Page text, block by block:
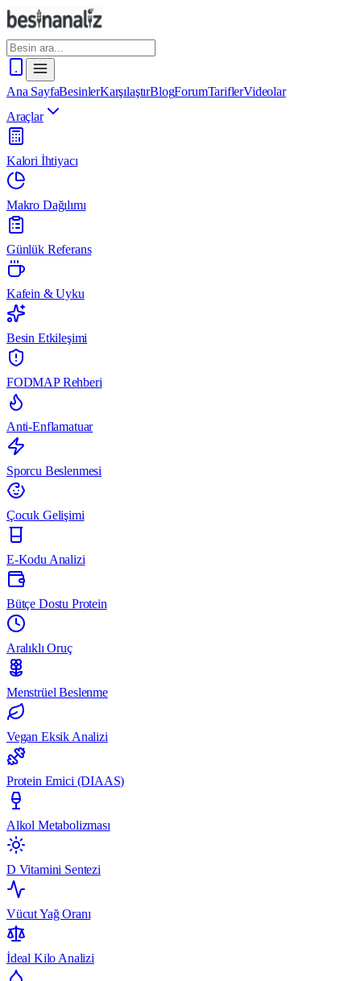
Ana SayfaBesinlerKarşılaştırBlogForumTariflerVideolar
Araçlar
Kalori İhtiyacı
Makro Dağılımı
Günlük Referans
Kafein & Uyku
Besin Etkileşimi
FODMAP Rehberi
Anti-Enflamatuar
Sporcu Beslenmesi
Çocuk Gelişimi
E-Kodu Analizi
Bütçe Dostu Protein
Aralıklı Oruç
Menstrüel Beslenme
Vegan Eksik Analizi
Protein Emici (DIAAS)
Alkol Metabolizması
D Vitamini Sentezi
Vücut Yağ Oranı
İdeal Kilo Analizi